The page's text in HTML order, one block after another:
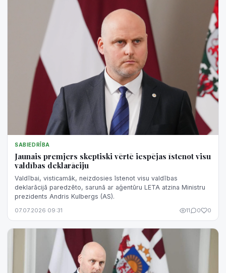
SABIEDRĪBA
Jaunais premjers skeptiski vērtē iespējas īstenot visu
valdības deklarāciju
Valdībai, visticamāk, neizdosies īstenot visu valdības
deklarācijā paredzēto, sarunā ar aģentūru LETA atzina Ministru
prezidents Andris Kulbergs (AS).
07.07.2026 09:31 11 0 0